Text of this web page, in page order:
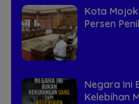
Kota
Persen
Negara Ini
Kelebihan